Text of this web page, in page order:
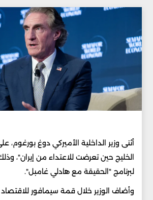
أثنى وزير الداخلية الأميركي دوغ بورغوم،
الخليج حين تعرضت للاعتداء من إيران"،
لبرنامج "الحقيقة مع هادلي غامبل".
وأضاف الوزير خلال قمة سيمافور